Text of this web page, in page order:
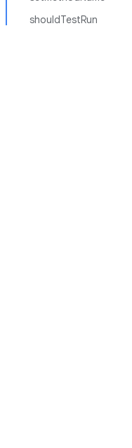
shouldTestRun